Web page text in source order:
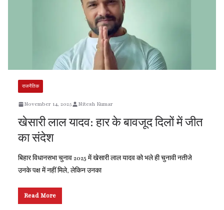
राजनैतिक
November 14, 2025 Nitesh Kumar
खेसारी लाल यादव: हार के बावजूद दिलों में जीत
का संदेश
बिहार विधानसभा चुनाव 2025 में खेसारी लाल यादव को भले ही चुनावी नतीजे
उनके पक्ष में नहीं मिले, लेकिन उनका
Read More